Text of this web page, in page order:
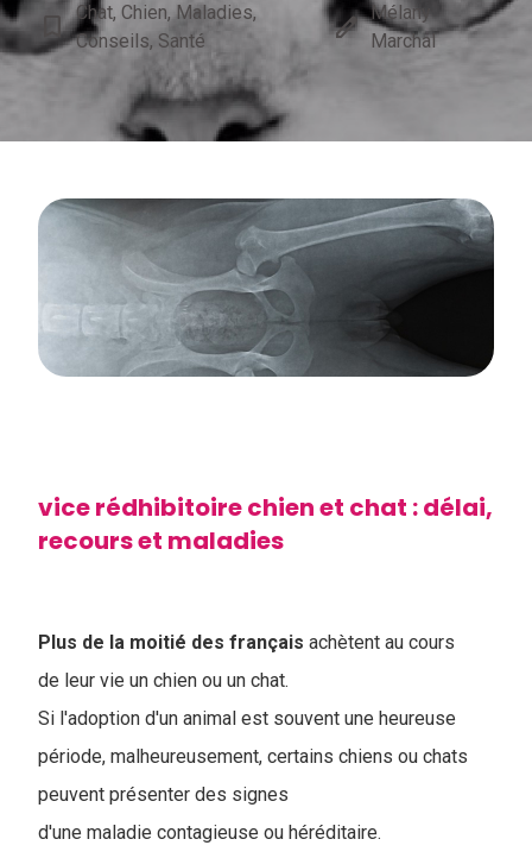
bookmark_border Chat, Chien, Maladies,
Conseils, Santé
edit Mélany
Marchal
vice rédhibitoire chien et chat : délai,
recours et maladies
Plus de la moitié des français achètent au cours
de leur vie un chien ou un chat.
Si l'adoption d'un animal est souvent une heureuse
période, malheureusement, certains chiens ou chats
peuvent présenter des signes
d'une maladie contagieuse ou héréditaire.